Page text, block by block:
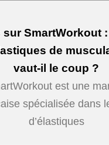
sur SmartWorkout
de
vaut-il le coup ?
est une
spécialisée dans
d’élastiques